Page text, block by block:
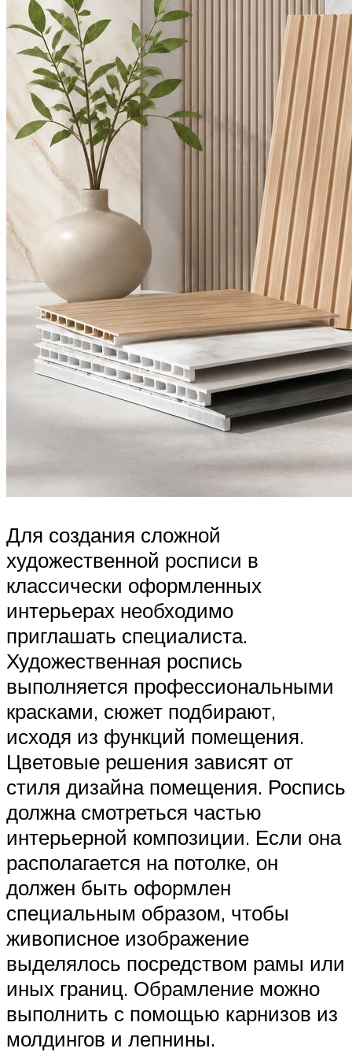
Для создания сложной
художественной росписи в
классически оформленных
интерьерах необходимо
приглашать специалиста.
Художественная роспись
выполняется профессиональными
красками, сюжет подбирают,
исходя из функций помещения.
Цветовые решения зависят от
стиля дизайна помещения. Роспись
должна смотреться частью
интерьерной композиции. Если она
располагается на потолке, он
должен быть оформлен
специальным образом, чтобы
живописное изображение
выделялось посредством рамы или
иных границ. Обрамление можно
выполнить с помощью карнизов из
молдингов и лепнины.